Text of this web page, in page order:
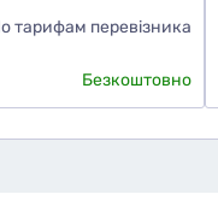
тарифам перевізника
Безкоштовно